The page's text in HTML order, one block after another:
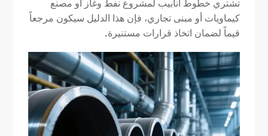
تشتري خطوط أنابيب لمشروع نفط وغاز أو مصنع
كيماويات أو مبنى تجاري، فإن هذا الدليل سيكون مرجعاً
قيماً لضمان اتخاذ قرارات مستنيرة.